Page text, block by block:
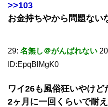
>>103
お金持ちやから問題ない
29: 名無し＠がんばれない
ID:EpqBlMgK0
ワイ26も風俗狂いやけど
2ヶ月に一回くらいで耐